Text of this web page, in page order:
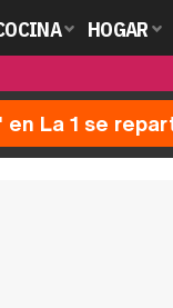
HOGAR
La 1 se